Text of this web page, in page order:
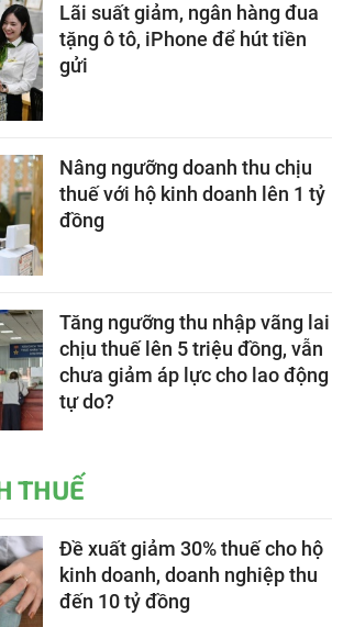
Lãi suất giảm, ngân hàng đua
tặng ô tô, iPhone để hút tiền
gửi
Nâng ngưỡng doanh thu chịu
thuế với hộ kinh doanh lên 1 tỷ
đồng
Tăng ngưỡng thu nhập vãng lai
chịu thuế lên 5 triệu đồng, vẫn
chưa giảm áp lực cho lao động
tự do?
THUẾ
Đề xuất giảm 30% thuế cho hộ
kinh doanh, doanh nghiệp thu
đến 10 tỷ đồng